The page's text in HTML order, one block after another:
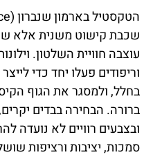
שכבת קישוט משנית אלא
עוצבה חוויית השלטון.
וריפודים פעלו יחד כדי
בחלל, ולמסגר את הגוף
ברורה. הבחירה בבדים
ובצבעים רוויים לא נועדה
סמכות, יציבות ורציפות